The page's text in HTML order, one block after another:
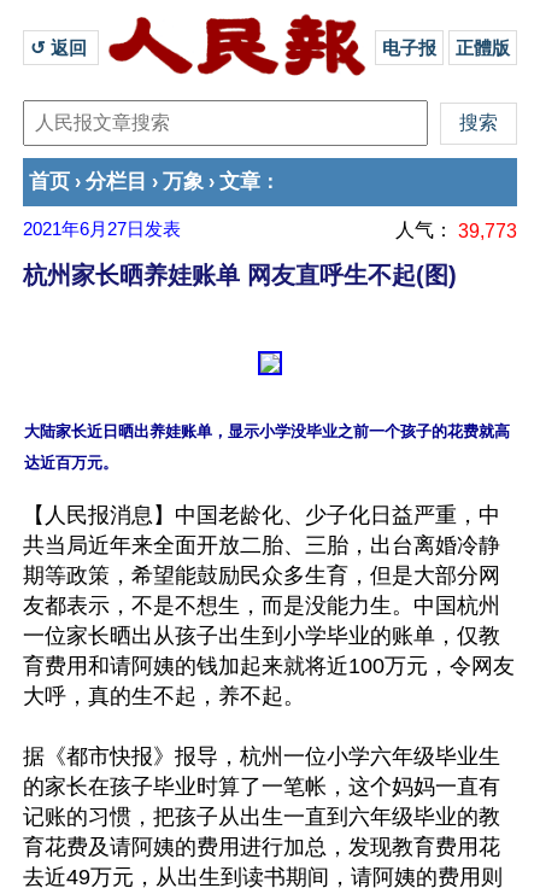
↺ 返回 电子报 正體版
首页 › 分栏目 › 万象 › 文章 ：
2021年6月27日 发表 人气： 39,773
杭州家长晒养娃账单 网友直呼生不起(图)
大陆家长近日晒出养娃账单，显示小学没毕业之前一个孩子的花费就高
【人民报消息】中国老龄化、少子化日益严重，中
共当局近年来全面开放二胎、三胎，出台离婚冷静
期等政策，希望能鼓励民众多生育，但是大部分网
友都表示，不是不想生，而是没能力生。中国杭州
一位家长晒出从孩子出生到小学毕业的账单，仅教
育费用和请阿姨的钱加起来就将近100万元，令网友
大呼，真的生不起，养不起。
据《都市快报》报导，杭州一位小学六年级毕业生
的家长在孩子毕业时算了一笔帐，这个妈妈一直有
记账的习惯，把孩子从出生一直到六年级毕业的教
育花费及请阿姨的费用进行加总，发现教育费用花
去近49万元，从出生到读书期间，请阿姨的费用则